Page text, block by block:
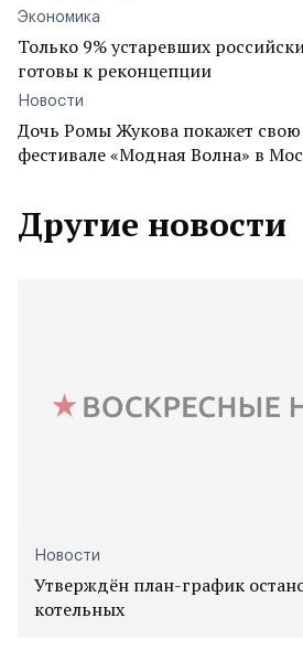
Экономика
Только 9% устаревших
готовы к реконцепции
Новости
Дочь Ромы Жукова покажет
фестивале «Модная Волна» в
Другие новости
Новости
Утверждён план-график
котельных